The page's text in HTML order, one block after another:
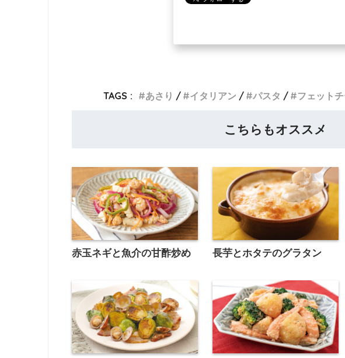
TAGS :
あさり イタリアン パスタ フェット
こちらもオススメ
赤玉ネギと魚介の甘酢炒め 長芋とホタテのグラタン